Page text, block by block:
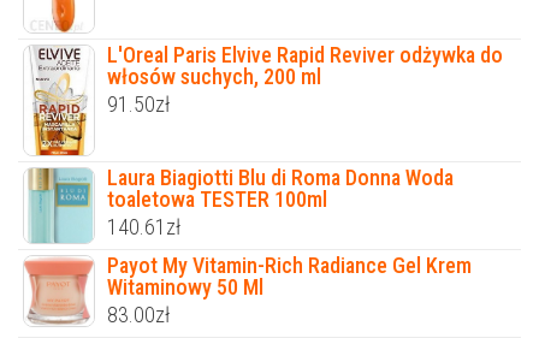
L'Oreal Paris Elvive Rapid Reviver odżywka do
włosów suchych, 200 ml
91.50zł
Laura Biagiotti Blu di Roma Donna Woda
toaletowa TESTER 100ml
140.61 zł
Payot My Vitamin-Rich Radiance Gel Krem
Witaminowy 50 Ml
83.00zł